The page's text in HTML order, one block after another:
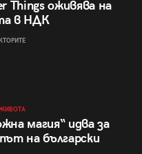
Things оживява на
в НДК
магия“ идва за
на български